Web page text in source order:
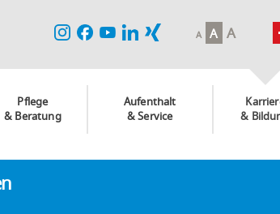
A A A
Pflege
& Beratung
Aufenthalt
& Service
&